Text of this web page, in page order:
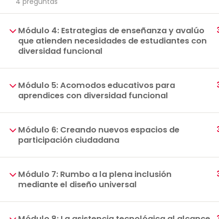
Módulo 4: Estrategias de enseñanza y avalúo
que atienden necesidades de estudiantes con
diversidad funcional
Módulo 5: Acomodos educativos para
aprendices con diversidad funcional
Módulo 6: Creando nuevos espacios de
participación ciudadana
Módulo 7: Rumbo a la plena inclusión
mediante el diseño universal